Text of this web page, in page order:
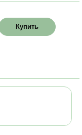
Купить